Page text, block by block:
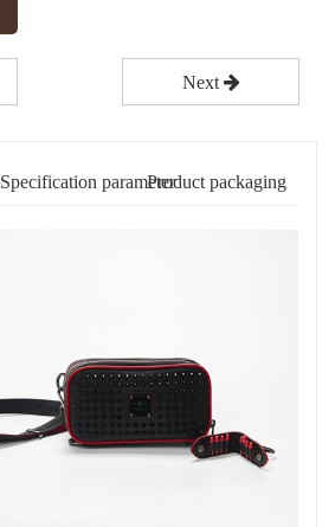
Next
Specification parameterProduct packaging